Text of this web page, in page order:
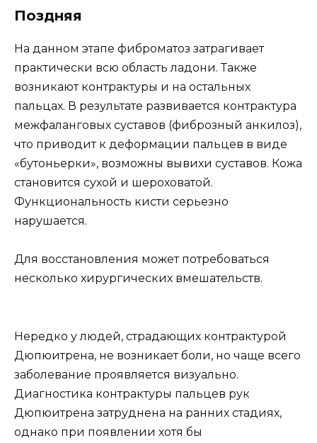
Поздняя
На данном этапе фиброматоз затрагивает
практически всю область ладони. Также
возникают контрактуры и на остальных
пальцах. В результате развивается контрактура
межфаланговых суставов (фиброзный анкилоз),
что приводит к деформации пальцев в виде
«бутоньерки», возможны вывихи суставов. Кожа
становится сухой и шероховатой.
Функциональность кисти серьезно
нарушается.
Для восстановления может потребоваться
несколько хирургических вмешательств.
Нередко у людей, страдающих контрактурой
Дюпюитрена, не возникает боли, но чаще всего
заболевание проявляется визуально.
Диагностика контрактуры пальцев рук
Дюпюитрена затруднена на ранних стадиях,
однако при появлении хотя бы